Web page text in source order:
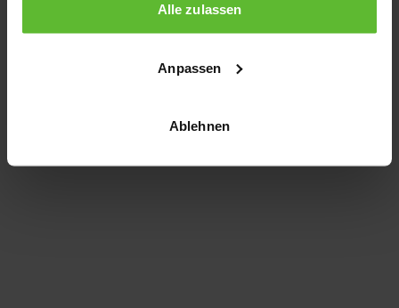
Alle zulassen
Anpassen
Ablehnen